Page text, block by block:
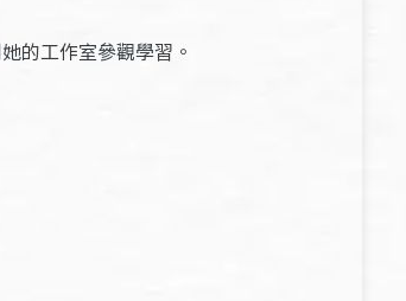
的工作室參觀學習。